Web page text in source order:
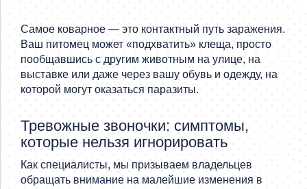
Самое коварное — это контактный путь заражения.
Ваш питомец может «подхватить» клеща, просто
пообщавшись с другим животным на улице, на
выставке или даже через вашу обувь и одежду, на
которой могут оказаться паразиты.
Тревожные звоночки: симптомы,
которые нельзя игнорировать
Как специалисты, мы призываем владельцев
обращать внимание на малейшие изменения в